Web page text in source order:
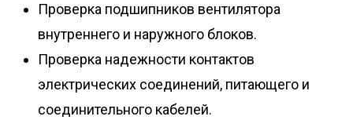
Проверка подшипников вентилятора
внутреннего и наружного блоков.
Проверка надежности контактов
электрических соединений, питающего и
соединительного кабелей.